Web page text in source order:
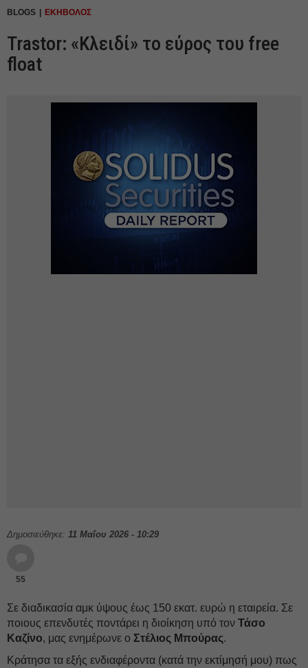
BLOGS ΕΚΗΒΟΛΟΣ
Trastor: «Κλειδί» το εύρος του free
float
Δημοσιεύθηκε: 11 Μαΐου 2026 - 10:29
55
Σε διαδικασία αμκ ύψους έως 150 εκατ. ευρώ η εταιρεία. Σε
ποιους επενδυτές ποντάρει η διοίκηση υπό τον Τάσο
Καζίνο, μας ενημέρωνε ο Στέλιος Μπούρας.
Κράτησα τα εξής ενδιαφέροντα (κατά την εκτίμησή μου) πως